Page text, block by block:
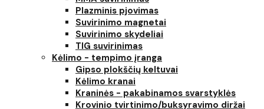
Plazminis pjovimas
Suvirinimo magnetai
Suvirinimo skydeliai
TIG suvirinimas
Kėlimo - tempimo įranga
Gipso plokščių keltuvai
Kėlimo kranai
Kraninės - pakabinamos svarstyklės
Krovinio tvirtinimo/buksyravimo diržai